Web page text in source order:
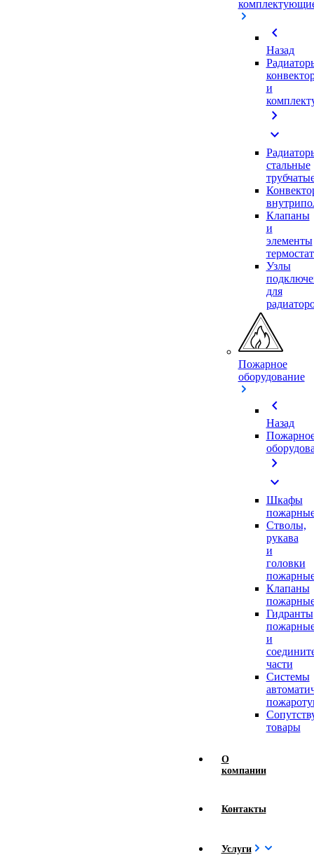
chevron_left
Назад
и
chevron_right
expand_more
стальные
Клапаны
и
элементы
Узлы
для
Пожарное
оборудование
chevron_left
Назад
chevron_right
expand_more
Шкафы
Стволы,
рукава
и
головки
Клапаны
Гидранты
и
части
Системы
товары
О
компании
Контакты
Услуги